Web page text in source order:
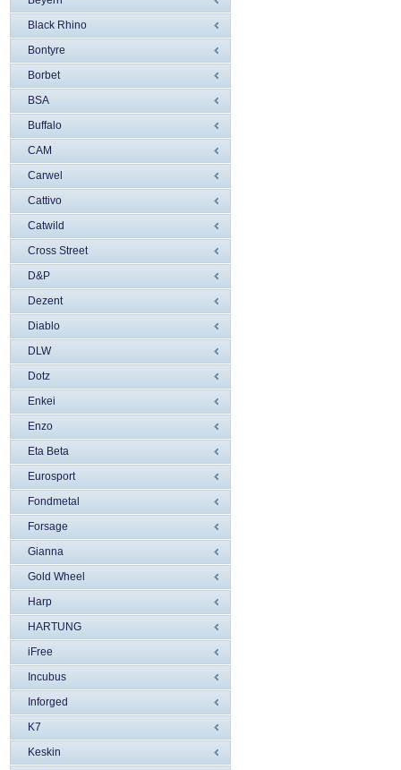
Black Rhino
Bontyre
Borbet
BSA
Buffalo
CAM
Carwel
Cattivo
Catwild
Cross Street
D&P
Dezent
Diablo
DLW
Dotz
Enkei
Enzo
Eta Beta
Eurosport
Fondmetal
Forsage
Gianna
Gold Wheel
Harp
HARTUNG
iFree
Incubus
Inforged
K7
Keskin